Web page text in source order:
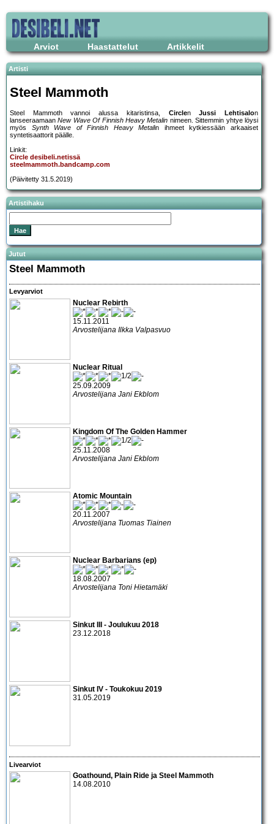
Arviot Haastattelut Artikkelit
Artisti
Steel Mammoth
Steel Mammoth vannoi alussa kitaristinsa, CirclenJussi Lehtisalon
lanseeraamaanNew Wave Of Finnish Heavy Metalin nimeen. Sittemmin yhtye löysi
myös Synth Wave of Finnish Heavy Metalin ihmeet kytkiessään arkaaiset
syntetisaattorit päälle.
Linkit:
Circle desibeli.netissä
steelmammoth.bandcamp.com
(Päivitetty 31.5.2019)
Artistihaku
Jutut
Steel Mammoth
Levyarviot
Nuclear Rebirth
15.11.2011
Arvostelijana Ilkka Valpasvuo
Nuclear Ritual
25.09.2009
Arvostelijana Jani Ekblom
Kingdom Of The Golden Hammer
25.11.2008
Arvostelijana Jani Ekblom
Atomic Mountain
20.11.2007
Arvostelijana Tuomas Tiainen
Nuclear Barbarians (ep)
18.08.2007
Arvostelijana Toni Hietamäki
Sinkut III - Joulukuu 2018
23.12.2018
Sinkut IV - Toukokuu 2019
31.05.2019
Livearviot
Goathound, Plain Ride ja Steel Mammoth
14.08.2010